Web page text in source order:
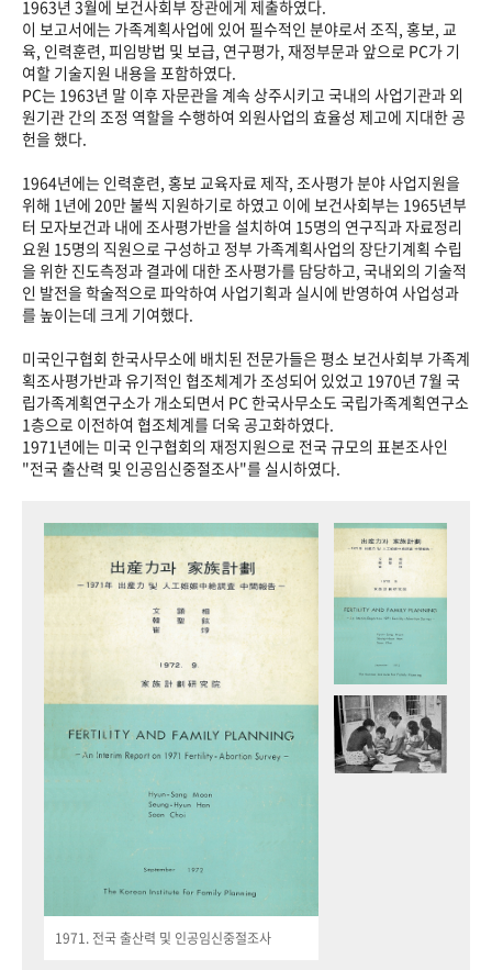
1963년 3월에 보건사회부 장관에게 제출하였다.
이 보고서에는 가족계획사업에 있어 필수적인 분야로서 조직, 홍보, 교
육, 인력훈련, 피임방법 및 보급, 연구평가, 재정부문과 앞으로 PC가 기
여할 기술지원 내용을 포함하였다.
PC는 1963년 말 이후 자문관을 계속 상주시키고 국내의 사업기관과 외
원기관 간의 조정 역할을 수행하여 외원사업의 효율성 제고에 지대한 공
헌을 했다.
1964년에는 인력훈련, 홍보 교육자료 제작, 조사평가 분야 사업지원을
위해 1년에 20만 불씩 지원하기로 하였고 이에 보건사회부는 1965년부
터 모자보건과 내에 조사평가반을 설치하여 15명의 연구직과 자료정리
요원 15명의 직원으로 구성하고 정부 가족계획사업의 장단기계획 수립
을 위한 진도측정과 결과에 대한 조사평가를 담당하고, 국내외의 기술적
인 발전을 학술적으로 파악하여 사업기획과 실시에 반영하여 사업성과
를 높이는데 크게 기여했다.
미국인구협회 한국사무소에 배치된 전문가들은 평소 보건사회부 가족계
획조사평가반과 유기적인 협조체계가 조성되어 있었고 1970년 7월 국
립가족계획연구소가 개소되면서 PC 한국사무소도 국립가족계획연구소
1층으로 이전하여 협조체계를 더욱 공고화하였다.
1971년에는 미국 인구협회의 재정지원으로 전국 규모의 표본조사인
"전국 출산력 및 인공임신중절조사"를 실시하였다.
1971. 전국 출산력 및 인공임신중절조사